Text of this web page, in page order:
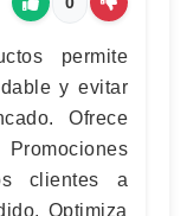
permite
y evitar
Ofrece
clientes a
Optimiza